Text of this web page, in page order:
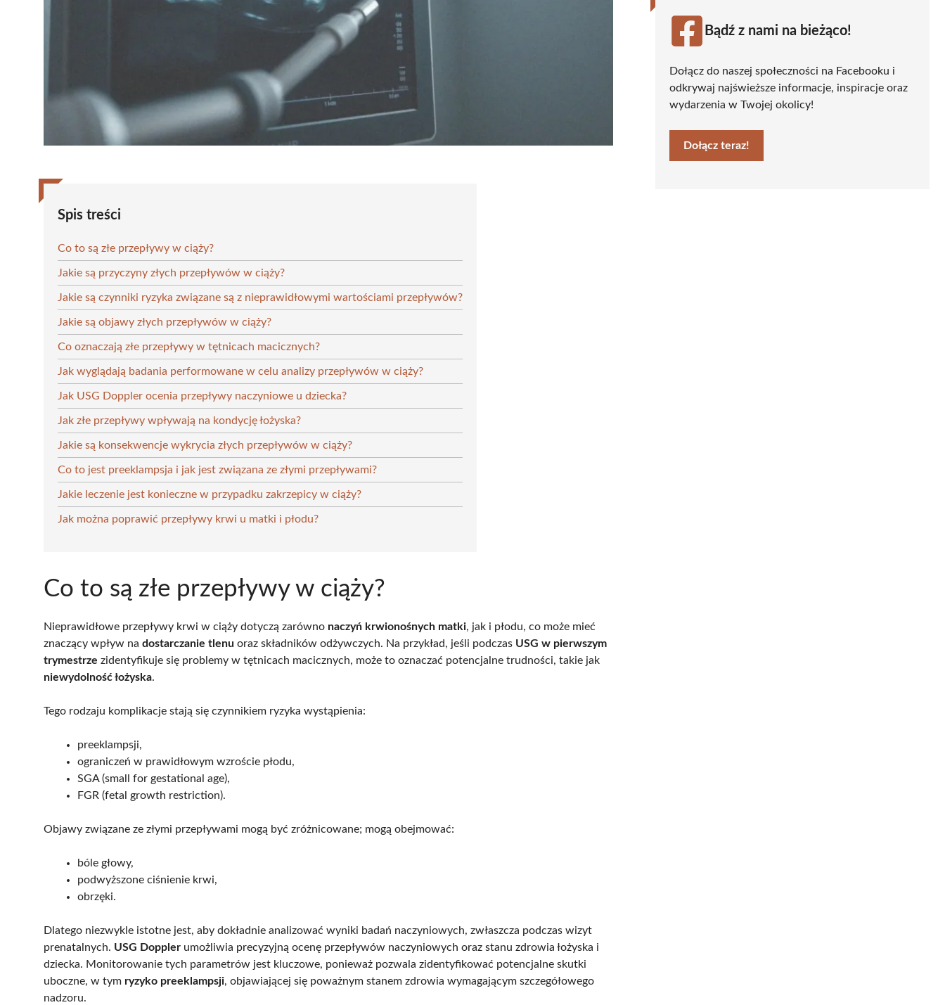
Spis treści
Co to są złe przepływy w ciąży?
Jakie są przyczyny złych przepływów w ciąży?
Jakie są czynniki ryzyka związane są z nieprawidłowymi wartościami przepływów?
Jakie są objawy złych przepływów w ciąży?
Co oznaczają złe przepływy w tętnicach macicznych?
Jak wyglądają badania performowane w celu analizy przepływów w ciąży?
Jak USG Doppler ocenia przepływy naczyniowe u dziecka?
Jak złe przepływy wpływają na kondycję łożyska?
Jakie są konsekwencje wykrycia złych przepływów w ciąży?
Co to jest preeklampsja i jak jest związana ze złymi przepływami?
Jakie leczenie jest konieczne w przypadku zakrzepicy w ciąży?
Jak można poprawić przepływy krwi u matki i płodu?
Co to są złe przepływy w ciąży?
Nieprawidłowe przepływy krwi w ciąży dotyczą zarówno naczyń krwionośnych matki, jak i płodu, co może mieć
znaczący wpływ na dostarczanie tlenu oraz składników odżywczych. Na przykład, jeśli podczas USG w pierwszym
trymestrze zidentyfikuje się problemy w tętnicach macicznych, może to oznaczać potencjalne trudności, takie jak
niewydolność łożyska.
Tego rodzaju komplikacje stają się czynnikiem ryzyka wystąpienia:
preeklampsji,
ograniczeń w prawidłowym wzroście płodu,
SGA (small for gestational age),
FGR (fetal growth restriction).
Objawy związane ze złymi przepływami mogą być zróżnicowane; mogą obejmować:
bóle głowy,
podwyższone ciśnienie krwi,
obrzęki.
Dlatego niezwykle istotne jest, aby dokładnie analizować wyniki badań naczyniowych, zwłaszcza podczas wizyt
prenatalnych. USG Doppler umożliwia precyzyjną ocenę przepływów naczyniowych oraz stanu zdrowia łożyska i
dziecka. Monitorowanie tych parametrów jest kluczowe, ponieważ pozwala zidentyfikować potencjalne skutki
uboczne, w tym ryzyko preeklampsji, objawiającej się poważnym stanem zdrowia wymagającym szczegółowego
nadzoru.
Bądź z nami na bieżąco!
Dołącz do naszej społeczności na Facebooku i
odkrywaj najświeższe informacje, inspiracje oraz
wydarzenia w Twojej okolicy!
Dołącz teraz!